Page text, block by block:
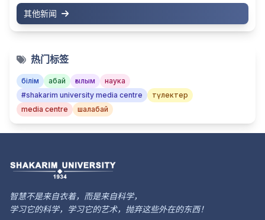
其他新闻
热门标签
білім абай ғылым
наука
#shakarim university media centre
түлектер
media centre
шалабай
智慧不是来自衣着，而是来自科学，
学习它的科学，学习它的艺术，抛弃这些外在的东西！